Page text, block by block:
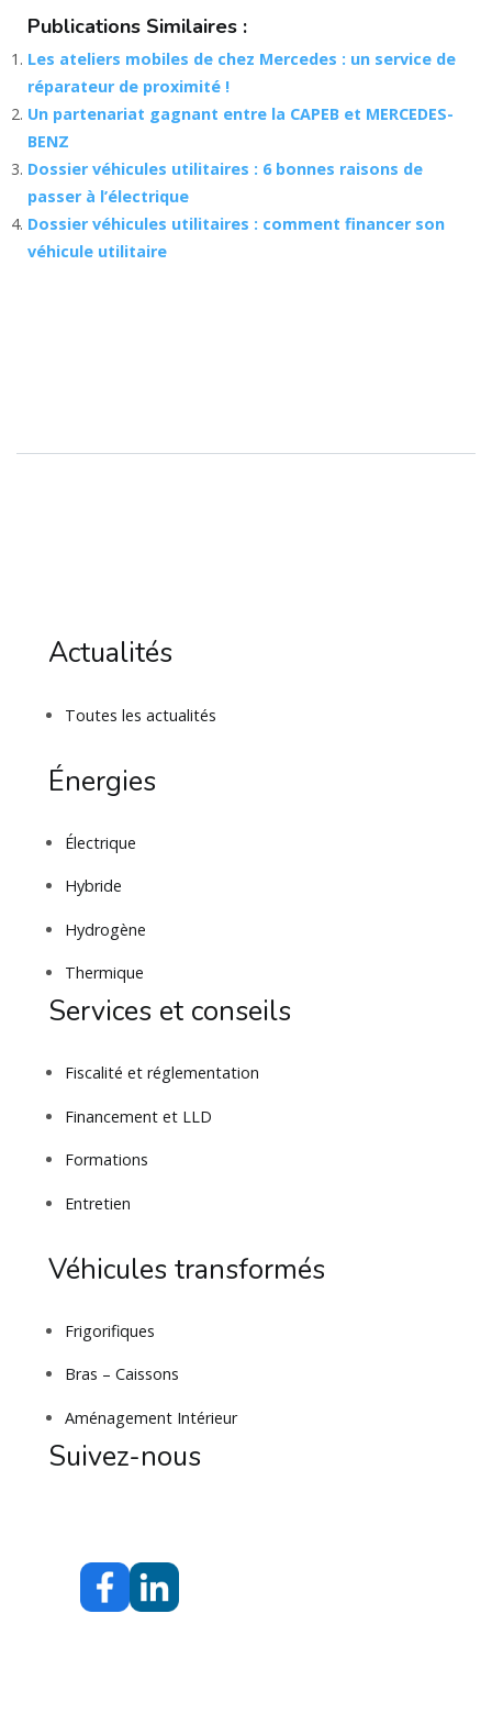
Publications Similaires :
Les ateliers mobiles de chez Mercedes : un service de
réparateur de proximité !
Un partenariat gagnant entre la CAPEB et MERCEDES-
BENZ
Dossier véhicules utilitaires : 6 bonnes raisons de
passer à l’électrique
Dossier véhicules utilitaires : comment financer son
véhicule utilitaire
Actualités
Toutes les actualités
Énergies
Électrique
Hybride
Hydrogène
Thermique
Services et conseils
Fiscalité et réglementation
Financement et LLD
Formations
Entretien
Véhicules transformés
Frigorifiques
Bras – Caissons
Aménagement Intérieur
Suivez-nous